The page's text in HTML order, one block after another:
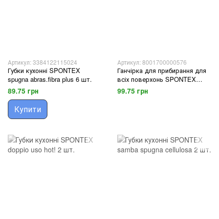
Артикул: 3384122115024
Губки кухонні SPONTEX
spugna abras.fibra plus 6 шт.
89.75 грн
Купити
Артикул: 8001700000576
Ганчірка для прибирання для
всіх поверхонь SPONTEX
microfibre eff.daino 1 шт.
99.75 грн